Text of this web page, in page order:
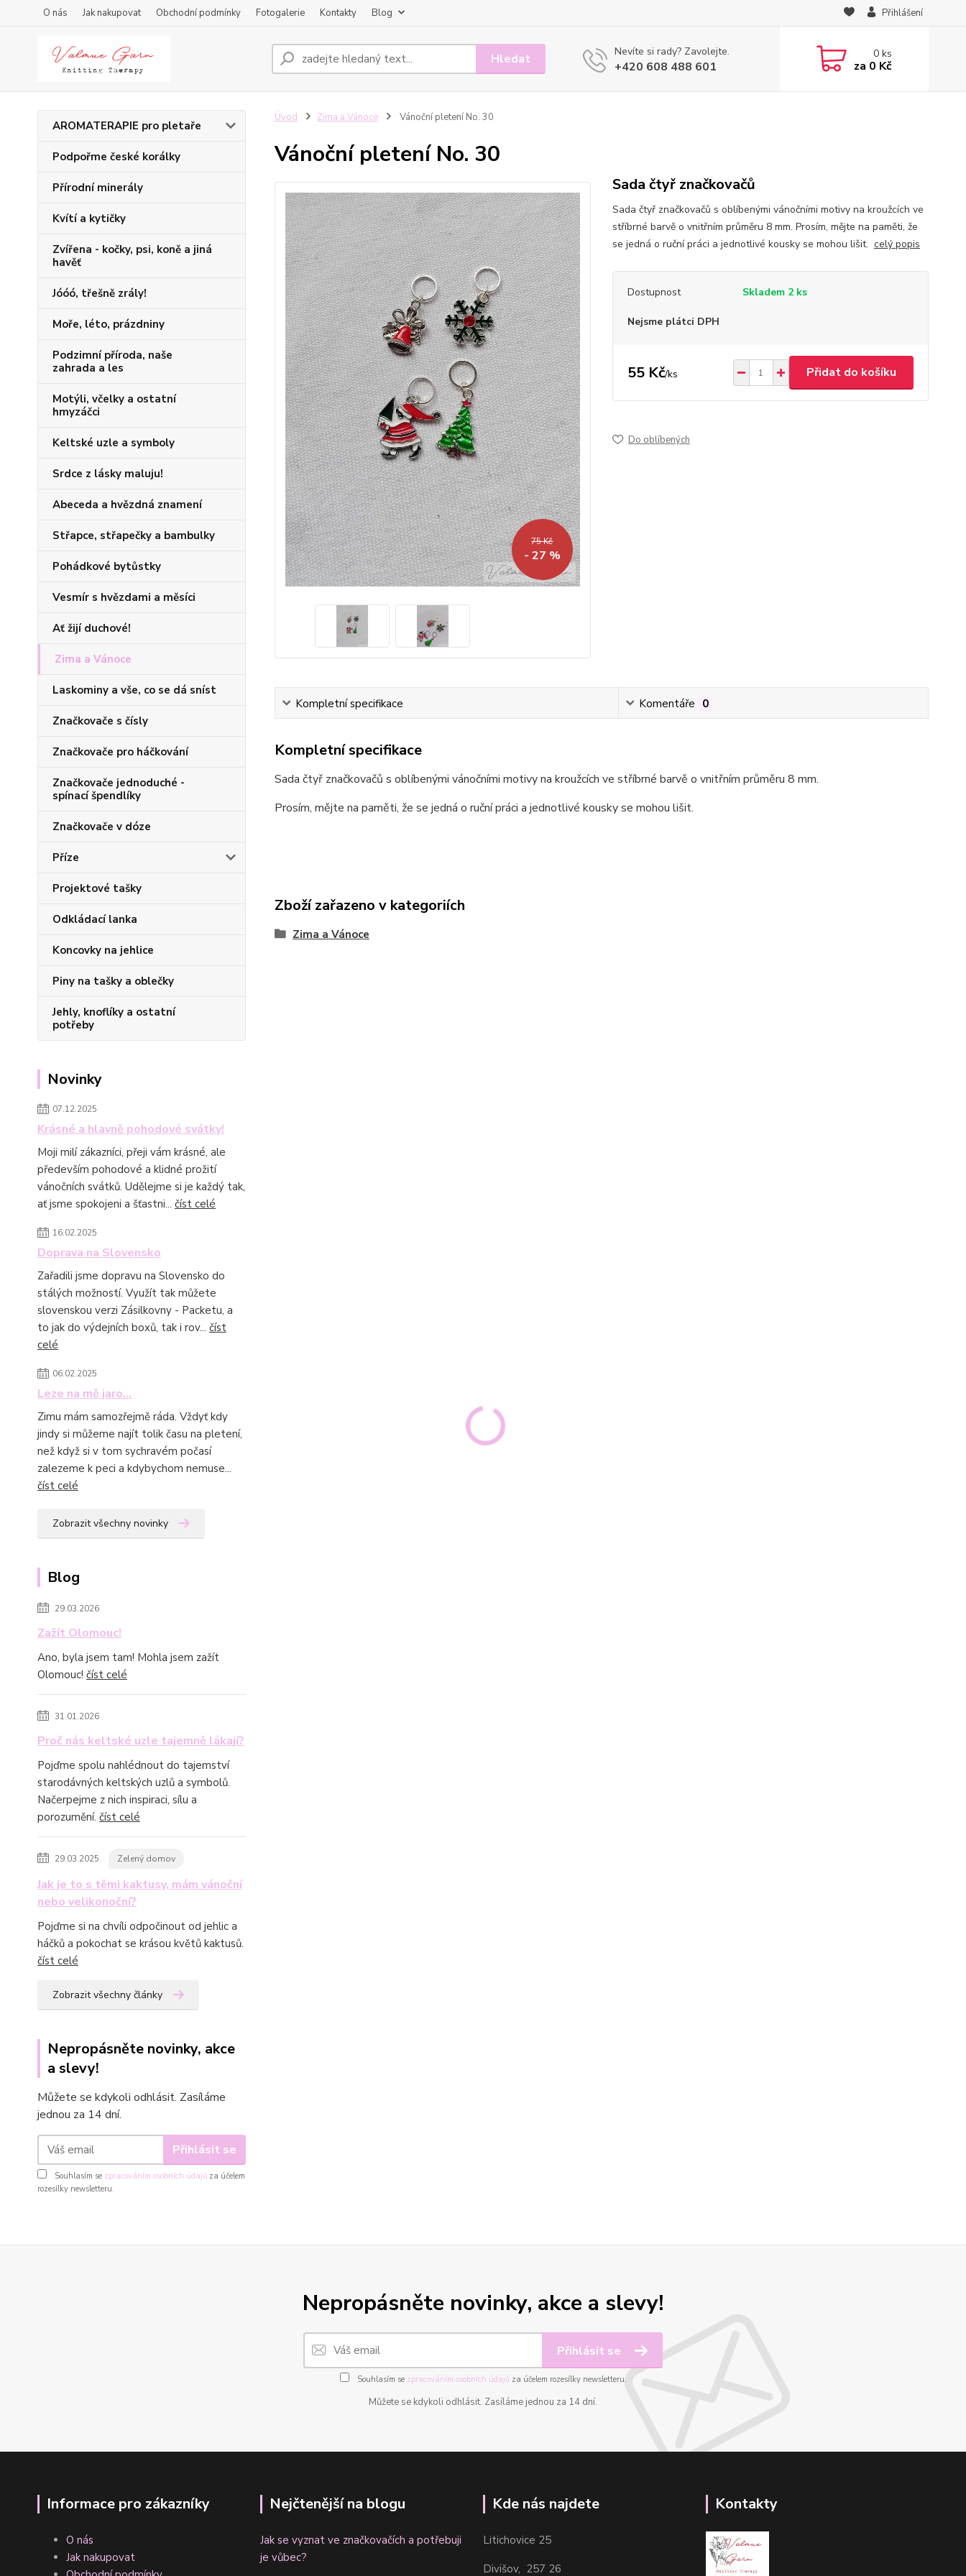
O nás Jak nakupovat Obchodní podmínky Fotogalerie Kontakty Blog Přihlášení
Hledat Nevíte si rady? Zavolejte.
+420 608 488 601
0ks
za 0 Kč
AROMATERAPIE pro pletaře
Podpořme české korálky
Přírodní minerály
Kvítí a kytičky
Zvířena - kočky, psi, koně a jiná
havěť
Jóóó, třešně zrály!
Moře, léto, prázdniny
Podzimní příroda, naše
zahrada a les
Motýli, včelky a ostatní
hmyzáčci
Keltské uzle a symboly
Srdce z lásky maluju!
Abeceda a hvězdná znamení
Střapce, střapečky a bambulky
Pohádkové bytůstky
Vesmír s hvězdami a měsíci
Ať žijí duchové!
Zima a Vánoce
Laskominy a vše, co se dá sníst
Značkovače s čísly
Značkovače pro háčkování
Značkovače jednoduché -
spínací špendlíky
Značkovače v dóze
Příze
Projektové tašky
Odkládací lanka
Koncovky na jehlice
Piny na tašky a oblečky
Jehly, knoflíky a ostatní
potřeby
Novinky
07.12.2025
Krásné a hlavně pohodové svátky!
Moji milí zákazníci, přeji vám krásné, ale
především pohodové a klidné prožití
vánočních svátků. Udělejme si je každý tak,
ať jsme spokojeni a šťastni... číst celé
16.02.2025
Doprava na Slovensko
Zařadili jsme dopravu na Slovensko do
stálých možností. Využít tak můžete
slovenskou verzi Zásilkovny - Packetu, a
to jak do výdejních boxů, tak i rov... číst
celé
06.02.2025
Leze na mě jaro...
Zimu mám samozřejmě ráda. Vždyť kdy
jindy si můžeme najít tolik času na pletení,
než když si v tom sychravém počasí
zalezeme k peci a kdybychom nemuse...
číst celé
Zobrazit všechny novinky
Blog
29.03.2026
Zažít Olomouc!
Ano, byla jsem tam! Mohla jsem zažít
Olomouc! číst celé
31.01.2026
Proč nás keltské uzle tajemně lákají?
Pojďme spolu nahlédnout do tajemství
starodávných keltských uzlů a symbolů.
Načerpejme z nich inspiraci, sílu a
porozumění. číst celé
29.03.2025 Zelený domov
Jak je to s těmi kaktusy, mám vánoční
nebo velikonoční?
Pojďme si na chvíli odpočinout od jehlic a
háčků a pokochat se krásou květů kaktusů.
číst celé
Zobrazit všechny články
Nepropásněte novinky, akce
a slevy!
Můžete se kdykoli odhlásit. Zasíláme
jednou za 14 dní.
Přihlásit se
Souhlasím se zpracováním osobních údajů za účelem
rozesílky newsletteru.
Úvod Zima a Vánoce Vánoční pletení No. 30
Vánoční pletení No. 30
75 Kč
- 27 %
Sada čtyř značkovačů
Sada čtyř značkovačů s oblíbenými vánočními motivy na kroužcích ve
stříbrné barvě o vnitřním průměru 8 mm. Prosím, mějte na paměti, že
se jedná o ruční práci a jednotlivé kousky se mohou lišit. celý popis
Dostupnost Skladem 2 ks
Nejsme plátci DPH
55 Kč/ks Přidat do košíku
Do oblíbených
Kompletní specifikace Komentáře 0
Kompletní specifikace
Sada čtyř značkovačů s oblíbenými vánočními motivy na kroužcích ve stříbrné barvě o vnitřním průměru 8 mm.
Prosím, mějte na paměti, že se jedná o ruční práci a jednotlivé kousky se mohou lišit.
Zboží zařazeno v kategoriích
Zima a Vánoce
Nepropásněte novinky, akce a slevy!
Přihlásit se
Souhlasím se zpracováním osobních údajů za účelem rozesílky newsletteru.
Můžete se kdykoli odhlásit. Zasíláme jednou za 14 dní.
Informace pro zákazníky
O nás
Jak nakupovat
Nejčtenější na blogu
Jak se vyznat ve značkovačích a potřebuji
je vůbec?
Kde nás najdete
Litichovice 25
Divišov, 257 26
Kontakty